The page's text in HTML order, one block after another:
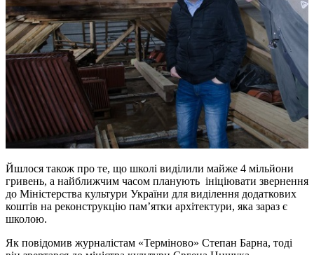
Йшлося також про те, що школі виділили майже 4 мільйони
гривень, а найближчим часом планують ініціювати звернення
до Міністерства культури України для виділення додаткових
коштів на реконструкцію пам’ятки архітектури, яка зараз є
школою.
Як повідомив журналістам «Терміново» Степан Барна, тоді